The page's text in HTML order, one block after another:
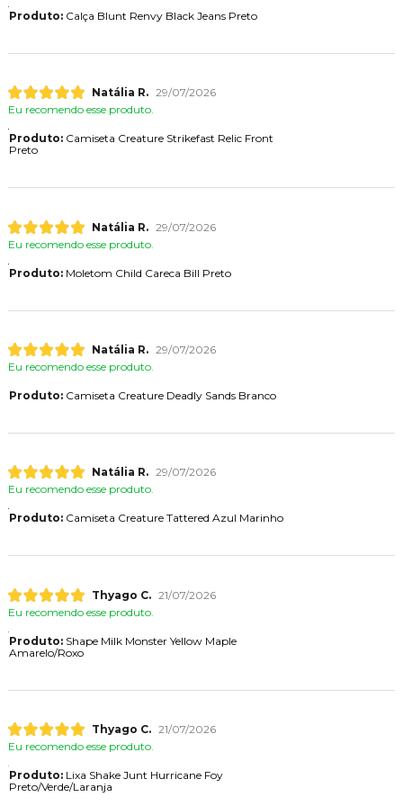
Produto:Calça Blunt Renvy Black Jeans Preto
Natália R. 29/07/2026
Eu recomendo esse produto.
Produto:Camiseta Creature Strikefast Relic Front
Preto
Natália R. 29/07/2026
Eu recomendo esse produto.
Produto:Moletom Child Careca Bill Preto
Natália R. 29/07/2026
Eu recomendo esse produto.
Produto:Camiseta Creature Deadly Sands Branco
Natália R. 29/07/2026
Eu recomendo esse produto.
Produto:Camiseta Creature Tattered Azul Marinho
Thyago C. 21/07/2026
Eu recomendo esse produto.
Produto:Shape Milk Monster Yellow Maple
Amarelo/Roxo
Thyago C. 21/07/2026
Eu recomendo esse produto.
Produto:Lixa Shake Junt Hurricane Foy
Preto/Verde/Laranja